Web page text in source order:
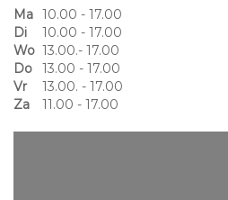
Ma 10.00 - 17.00
Di
10.00 - 17.00
Wo 13.00.- 17.00
Do
13.00 - 17.00
Vr
13.00. - 17.00
Za
11.00 - 17.00